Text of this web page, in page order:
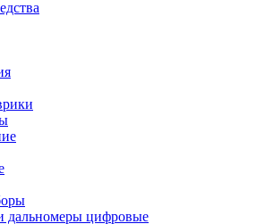
дальномеры цифровые